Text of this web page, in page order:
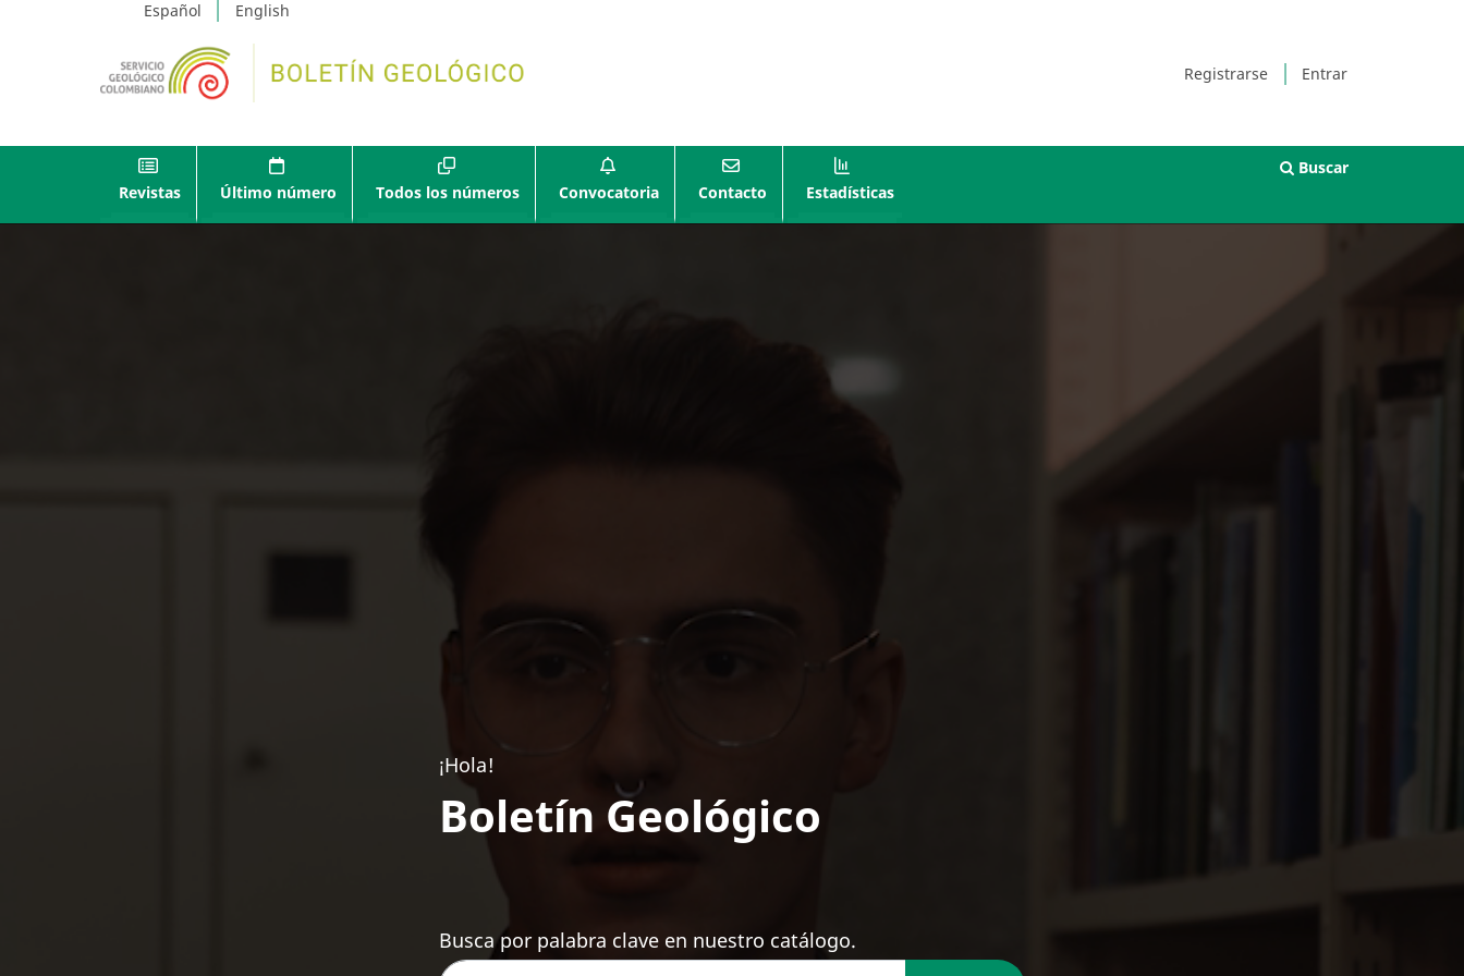
Español English
Registrarse Entrar
Revistas Último número Todos los números Convocatoria Contacto Estadísticas
Buscar
¡Hola!
Boletín Geológico
Busca por palabra clave en nuestro catálogo.